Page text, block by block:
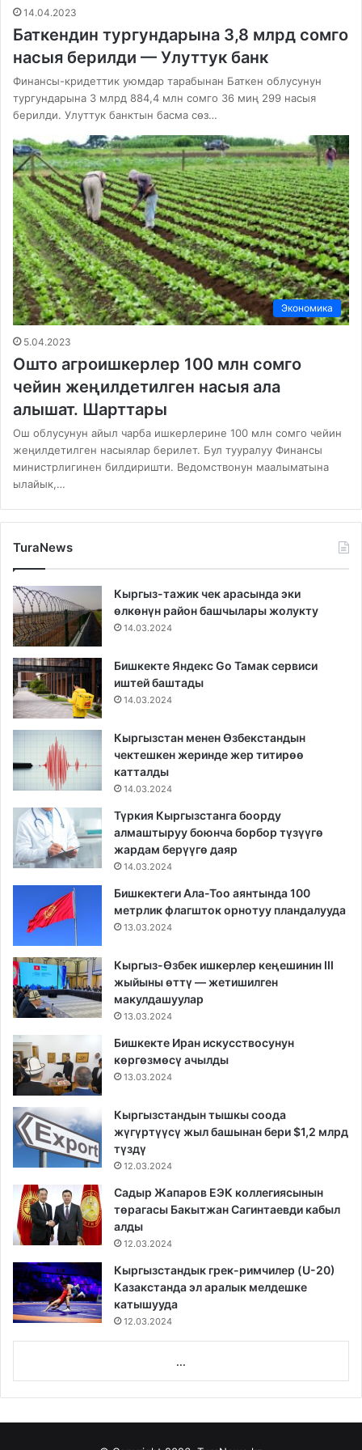
14.04.2023
Баткендин тургундарына 3,8 млрд сомго
насыя берилди — Улуттук банк
Финансы-кридеттик уюмдар тарабынан Баткен облусунун
тургундарына 3 млрд 884,4 млн сомго 36 миң 299 насыя
берилди. Улуттук банктын басма сөз…
Экономика
5.04.2023
Ошто агроишкерлер 100 млн сомго
чейин жеңилдетилген насыя ала
алышат. Шарттары
Ош облусунун айыл чарба ишкерлерине 100 млн сомго чейин
жеңилдетилген насыялар берилет. Бул тууралуу Финансы
министрлигинен билдиришти. Ведомствонун маалыматына
ылайык,…
TuraNews
Кыргыз-тажик чек арасында эки
өлкөнүн район башчылары жолукту
14.03.2024
Бишкекте Яндекс Go Тамак сервиси
иштей баштады
14.03.2024
Кыргызстан менен Өзбекстандын
чектешкен жеринде жер титирөө
катталды
14.03.2024
Түркия Кыргызстанга боорду
алмаштыруу боюнча борбор түзүүгө
жардам берүүгө даяр
14.03.2024
Бишкектеги Ала-Тоо аянтында 100
метрлик флагшток орнотуу пландалууда
13.03.2024
Кыргыз-Өзбек ишкерлер кеңешинин III
жыйыны өттү — жетишилген
макулдашуулар
13.03.2024
Бишкекте Иран искусствосунун
көргөзмөсү ачылды
13.03.2024
Кыргызстандын тышкы соода
жүгүртүүсү жыл башынан бери $1,2 млрд
түздү
12.03.2024
Садыр Жапаров ЕЭК коллегиясынын
төрагасы Бакытжан Сагинтаевди кабыл
алды
12.03.2024
Кыргызстандык грек-римчилер (U-20)
Казакстанда эл аралык мелдешке
катышууда
12.03.2024
...